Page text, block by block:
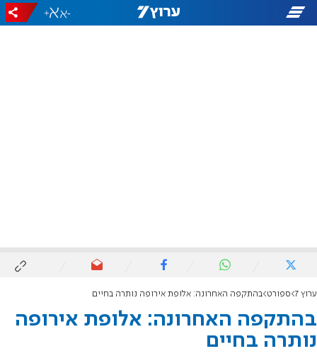
-
+
ערוץ 7 ספורט בהתקפה האחרונה: אלופת אירופה נותרה בחיים
בהתקפה האחרונה: אלופת אירופה
נותרה בחיים